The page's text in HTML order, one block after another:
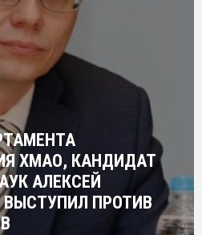
ХМАО, КАНДИДАТ
АЛЕКСЕЙ
ПРОТИВ